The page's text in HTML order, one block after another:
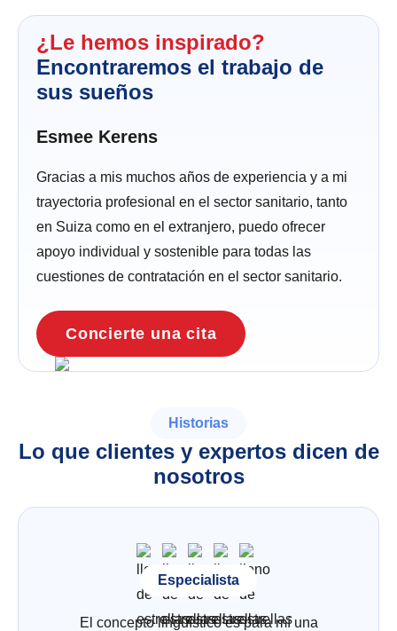
¿Le hemos inspirado?
Encontraremos el trabajo de
sus sueños
Esmee Kerens
Gracias a mis muchos años de experiencia y a mi
trayectoria profesional en el sector sanitario, tanto
en Suiza como en el extranjero, puedo ofrecer
apoyo individual y sostenible para todas las
cuestiones de contratación en el sector sanitario.
Concierte una cita
Historias
Lo que clientes y expertos dicen de
nosotros
Especialista
El concepto lingüístico es para mí una